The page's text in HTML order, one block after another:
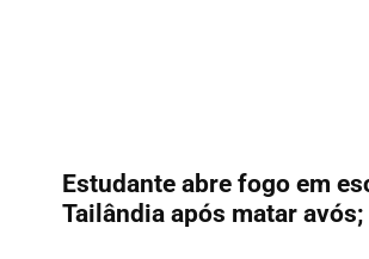
Estudante abre fogo em
Tailândia após matar